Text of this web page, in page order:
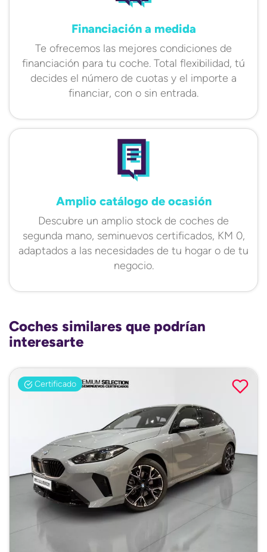
Financiación a medida
Te ofrecemos las mejores condiciones de
financiación para tu coche. Total flexibilidad, tú
decides el número de cuotas y el importe a
financiar, con o sin entrada.
Amplio catálogo de ocasión
Descubre un amplio stock de coches de
segunda mano, seminuevos certificados, KM 0,
adaptados a las necesidades de tu hogar o de tu
negocio.
Coches similares que podrían
interesarte
Certificado